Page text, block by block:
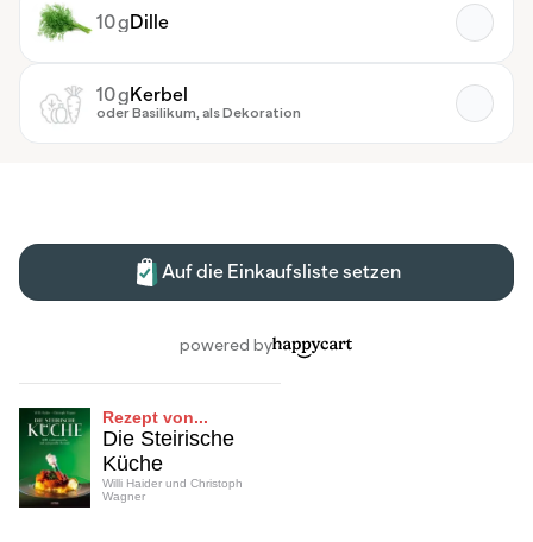
Rezept von...
Die Steirische
Küche
Willi Haider und Christoph
Wagner